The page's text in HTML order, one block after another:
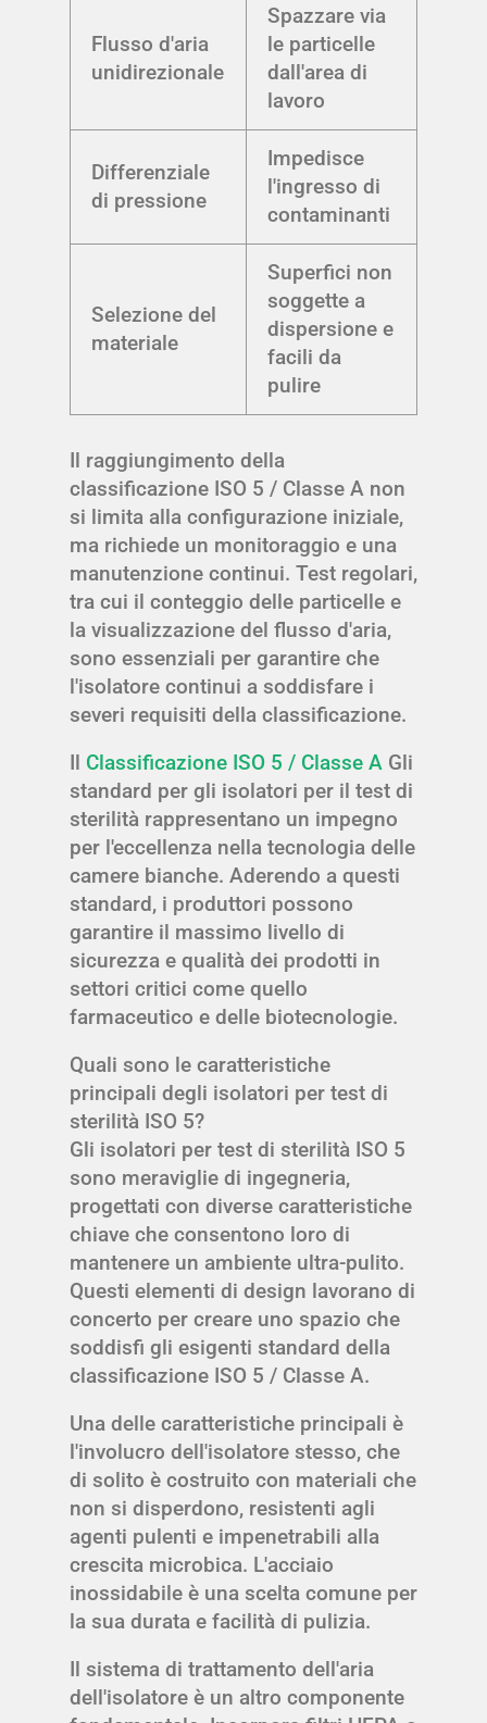
Flusso d'aria
unidirezionale
Spazzare via
le particelle
dall'area di
lavoro
Differenziale
di pressione
Impedisce
l'ingresso di
contaminanti
Selezione del
materiale
Superfici non
soggette a
dispersione e
facili da
pulire
Il raggiungimento della
classificazione ISO 5 / Classe A non
si limita alla configurazione iniziale,
ma richiede un monitoraggio e una
manutenzione continui. Test regolari,
tra cui il conteggio delle particelle e
la visualizzazione del flusso d'aria,
sono essenziali per garantire che
l'isolatore continui a soddisfare i
severi requisiti della classificazione.
Il Classificazione ISO 5 / Classe A Gli
standard per gli isolatori per il test di
sterilità rappresentano un impegno
per l'eccellenza nella tecnologia delle
camere bianche. Aderendo a questi
standard, i produttori possono
garantire il massimo livello di
sicurezza e qualità dei prodotti in
settori critici come quello
farmaceutico e delle biotecnologie.
Quali sono le caratteristiche
principali degli isolatori per test di
sterilità ISO 5?
Gli isolatori per test di sterilità ISO 5
sono meraviglie di ingegneria,
progettati con diverse caratteristiche
chiave che consentono loro di
mantenere un ambiente ultra-pulito.
Questi elementi di design lavorano di
concerto per creare uno spazio che
soddisfi gli esigenti standard della
classificazione ISO 5 / Classe A.
Una delle caratteristiche principali è
l'involucro dell'isolatore stesso, che
di solito è costruito con materiali che
non si disperdono, resistenti agli
agenti pulenti e impenetrabili alla
crescita microbica. L'acciaio
inossidabile è una scelta comune per
la sua durata e facilità di pulizia.
Il sistema di trattamento dell'aria
dell'isolatore è un altro componente